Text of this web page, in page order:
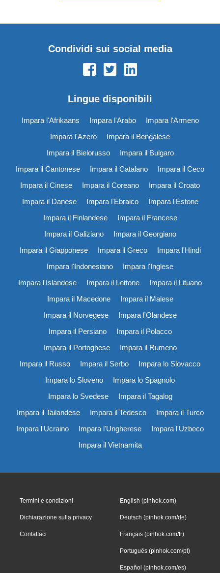
Condividi sui social media
Lingue disponibili
Impara l'Afrikaans Impara l'Arabo
Impara l'Armeno
Impara l'Azero
Impara il Bengalese
Impara il Bielorusso
Impara il Bulgaro
Impara il Cantonese
Impara il Catalano
Impara il Ceco
Impara il Cinese
Impara il Coreano
Impara il Croato
Impara il Danese
Impara l'Ebraico
Impara l'Estone
Impara il Finlandese
Impara il Francese
Impara il Galiziano
Impara il Georgiano
Impara il Giapponese
Impara il Greco
Impara l'Hindi
Impara l'Indonesiano
Impara l'Inglese
Impara l'Islandese
Impara il Lettone
Impara il Lituano
Impara il Macedone
Impara il Malese
Impara il Norvegese
Impara l'Olandese
Impara il Persiano
Impara il Polacco
Impara il Portoghese
Impara il Rumeno
Impara il Russo
Impara il Serbo
Impara lo Slovacco
Impara lo Sloveno
Impara lo Spagnolo
Impara lo Svedese
Impara il Tagalog
Impara il Tailandese
Impara il Tedesco
Impara il Turco
Impara l'Ucraino
Impara l'Ungherese
Impara l'Uzbeco
Impara il Vietnamita
Termini e condizioni
Dichiarazione sulla privacy
Contattaci
English (pinhok.com)
Deutsch (pinhok.com/de)
Français (pinhok.com/fr)
Português (pinhok.com/pt)
Español (pinhok.com/es)